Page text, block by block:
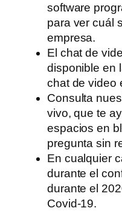
software
para ver cuál
empresa.
El chat de
disponible en
chat de video
Consulta
vivo, que te
espacios en
pregunta sin
En cualquier
durante el
durante el
Covid-19.